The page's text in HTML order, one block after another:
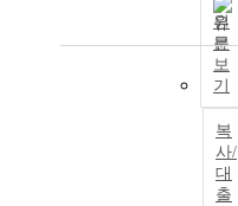
원
문
보
기
복
사/
대
출